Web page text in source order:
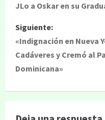
JLo a Oskar en su
Siguiente:
«Indignación en Nueva
Cadáveres y Cremó al
Dominicana»